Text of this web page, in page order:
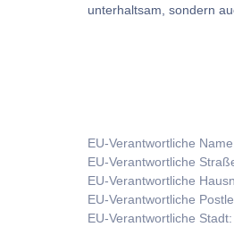
unterhaltsam, sondern
EU-Verantwortliche
EU-Verantwortliche
EU-Verantwortliche
EU-Verantwortliche
EU-Verantwortliche Stadt: